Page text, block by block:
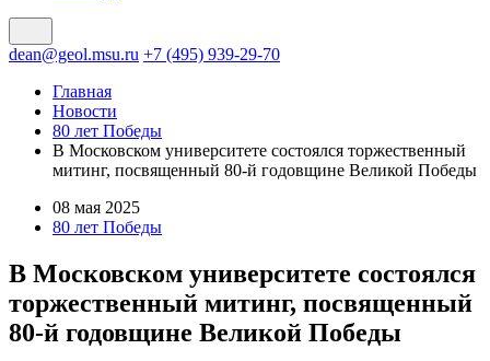
dean@geol.msu.ru +7 (495) 939-29-70
Главная
Новости
80 лет Победы
В Московском университете состоялся торжественный
митинг, посвященный 80-й годовщине Великой Победы
08 мая 2025
80 лет Победы
В Московском университете состоялся
торжественный митинг, посвященный
80-й годовщине Великой Победы